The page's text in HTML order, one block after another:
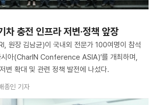
차 충전 인프라 저변·정책 앞장
원장 김남균)이 국내외 전문가 100여명이 참석
시아(CharIN Conference ASIA)’를 개최하며,
변 확대 및 관련 정책 발전에 나섰다.
종인 기자